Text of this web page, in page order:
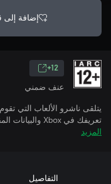
إضافة إلى
12+
عنف ضمني
يتلقى ناشرو الألعاب التي
تعريفك في Xbox والبيانات المقترنة بينما تمارس الألعاب.
المزيد
التفاصيل